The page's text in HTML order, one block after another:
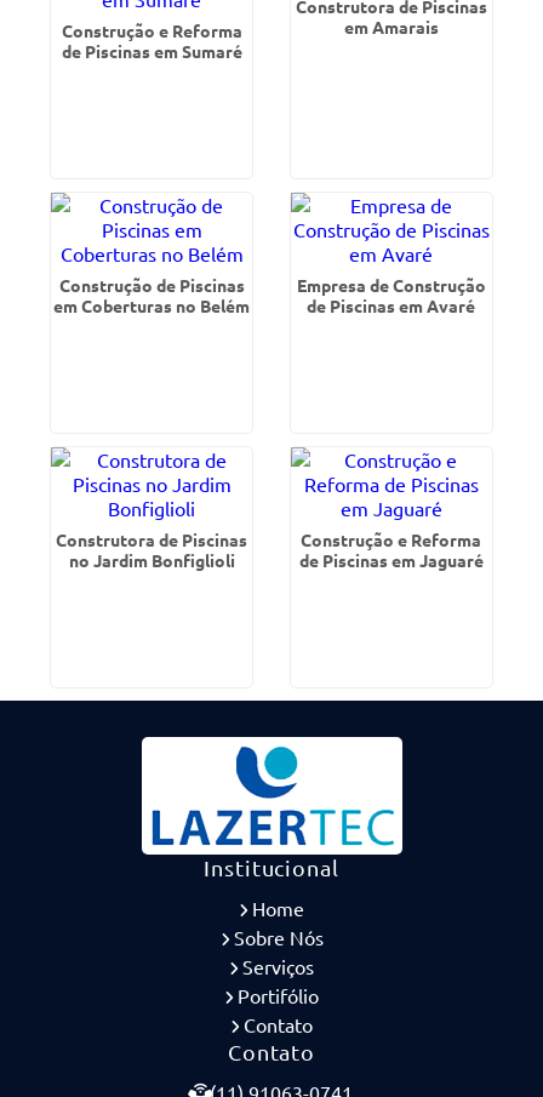
Construção e Reforma
de Piscinas em Sumaré
Construtora de Piscinas
em Amarais
Construção de Piscinas
em Coberturas no Belém
Empresa de Construção
de Piscinas em Avaré
Construtora de Piscinas
no Jardim Bonfiglioli
Construção e Reforma
de Piscinas em Jaguaré
Institucional
Home
Sobre Nós
Serviços
Portifólio
Contato
Contato
(11) 91063-0741